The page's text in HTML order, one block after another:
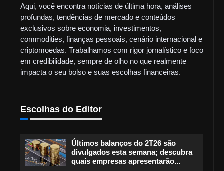
Aqui, você encontra notícias de última hora, análises
profundas, tendências de mercado e conteúdos
exclusivos sobre economia, investimentos,
commodities, finanças pessoais, cenário internacional e
criptomoedas. Trabalhamos com rigor jornalístico e foco
em credibilidade, sempre de olho no que realmente
impacta o seu bolso e suas escolhas financeiras.
Escolhas do Editor
Últimos balanços do 2T26 são
divulgados esta semana; descubra
quais empresas apresentarão...